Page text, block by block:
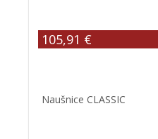
105,91 €
Naušnice CLASSIC